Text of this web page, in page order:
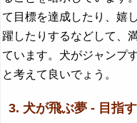
て目標を達成したり、嬉
躍したりするなどして、
ています。犬がジャンプ
と考えて良いでょう。
3. 犬が飛ぶ夢 - 目指